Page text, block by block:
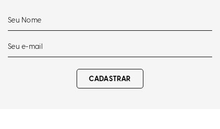
CADASTRAR